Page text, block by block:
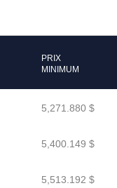
PRIX
MINIMUM
5,271.880 $
5,400.149 $
5,513.192 $